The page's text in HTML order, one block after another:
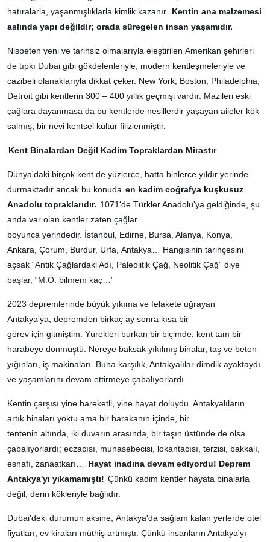
hatıralarla, yaşanmışlıklarla kimlik kazanır.
Kentin ana malzemesi
aslında yapı değildir; orada süregelen insan yaşamıdır.
Nispeten yeni ve tarihsiz olmalarıyla eleştirilen Amerikan şehirleri
de tıpkı Dubai gibi gökdelenleriyle, modern kentleşmeleriyle ve
cazibeli olanaklarıyla dikkat çeker. New York, Boston, Philadelphia,
Detroit gibi kentlerin 300 – 400 yıllık geçmişi vardır. Mazileri eski
çağlara dayanmasa da bu kentlerde nesillerdir yaşayan aileler kök
salmış, bir nevi kentsel kültür filizlenmiştir.
Kent Binalardan Değil Kadim Topraklardan Mirastır
Dünya'daki birçok kent de yüzlerce, hatta binlerce yıldır yerinde
durmaktadır ancak bu konuda en kadim coğrafya kuşkusuz
Anadolu topraklarıdır. 1071'de Türkler Anadolu'ya geldiğinde, şu
anda var olan kentler zaten çağlar
boyunca yerindedir. İstanbul, Edirne, Bursa, Alanya, Konya,
Ankara, Çorum, Burdur, Urfa, Antakya… Hangisinin tarihçesini
açsak “Antik Çağlardaki Adı, Paleolitik Çağ, Neolitik Çağ” diye
başlar, “M.Ö. bilmem kaç…”
2023 depremlerinde büyük yıkıma ve felakete uğrayan
Antakya'ya, depremden birkaç ay sonra kısa bir
görev için gitmiştim. Yürekleri burkan bir biçimde, kent tam bir
harabeye dönmüştü. Nereye baksak yıkılmış binalar, taş ve beton
yığınları, iş makinaları. Buna karşılık, Antakyalılar dimdik ayaktaydı
ve yaşamlarını devam ettirmeye çabalıyorlardı.
Kentin çarşısı yine hareketli, yine hayat doluydu. Antakyalıların
artık binaları yoktu ama bir barakanın içinde, bir
tentenin altında, iki duvarın arasında, bir taşın üstünde de olsa
çabalıyorlardı; eczacısı, muhasebecisi, lokantacısı, terzisi, bakkalı,
esnafı, zanaatkarı…
Hayat inadına devam ediyordu! Deprem
Antakya'yı yıkamamıştı! Çünkü kadim kentler hayata binalarla
değil, derin kökleriyle bağlıdır.
Dubai'deki durumun aksine; Antakya'da sağlam kalan yerlerde otel
fiyatları, ev kiraları müthiş artmıştı. Çünkü insanların Antakya'yı